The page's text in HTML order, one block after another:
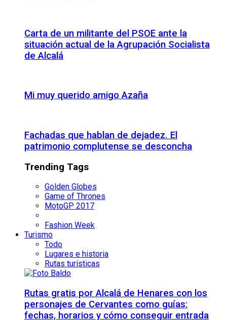
Carta de un militante del PSOE ante la
situación actual de la Agrupación Socialista
de Alcalá
Mi muy querido amigo Azaña
Fachadas que hablan de dejadez. El
patrimonio complutense se desconcha
Trending Tags
Golden Globes
Game of Thrones
MotoGP 2017
Fashion Week
Turismo
Todo
Lugares e historia
Rutas turísticas
Rutas gratis por Alcalá de Henares con los
personajes de Cervantes como guías:
fechas, horarios y cómo conseguir entrada